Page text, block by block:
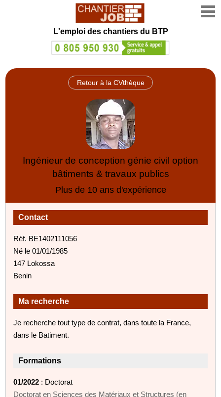
L'emploi des chantiers du BTP
Retour à la CVthèque
Ingénieur de conception génie civil option
bâtiments & travaux publics
Plus de 10 ans d'expérience
Contact
Réf. BE1402111056
Né le 01/01/1985
147 Lokossa
Benin
Ma recherche
Je recherche tout type de contrat, dans toute la France,
dans le Batiment.
Formations
01/2022 : Doctorat
Doctorat en Sciences des Matériaux et Structures (en